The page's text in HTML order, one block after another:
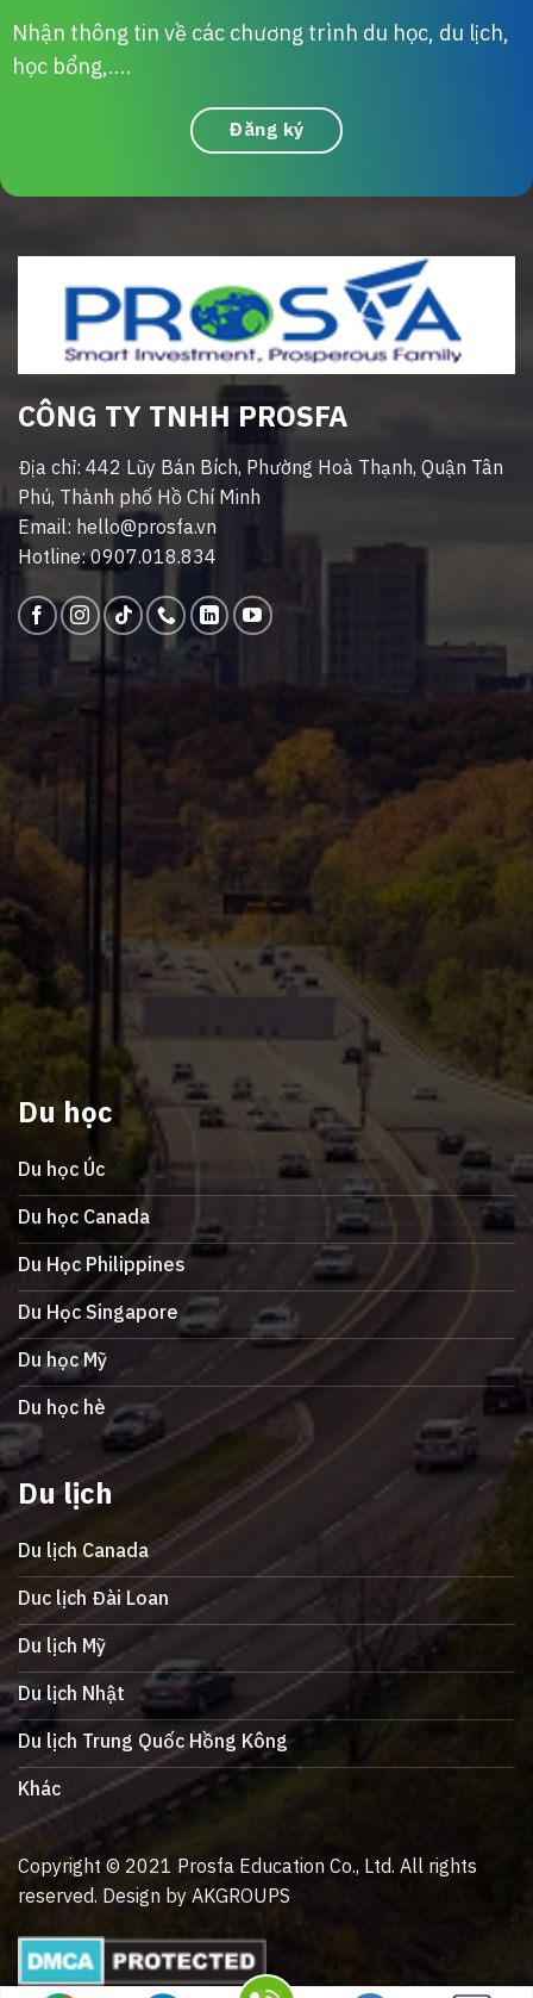
Nhận thông tin về các chương trình du học, du lịch,
học bổng,....
Đăng ký
CÔNG TY TNHH PROSFA
Địa chỉ: 442 Lũy Bán Bích, Phường Hoà Thạnh, Quận Tân
Phú, Thành phố Hồ Chí Minh
Email: hello@prosfa.vn
Hotline: 0907.018.834
Du học
Du học Úc
Du học Canada
Du Học Philippines
Du Học Singapore
Du học Mỹ
Du học hè
Du lịch
Du lịch Canada
Duc lịch Đài Loan
Du lịch Mỹ
Du lịch Nhật
Du lịch Trung Quốc Hồng Kông
Khác
Copyright © 2021 Prosfa Education Co., Ltd. All rights
reserved. Design by AKGROUPS